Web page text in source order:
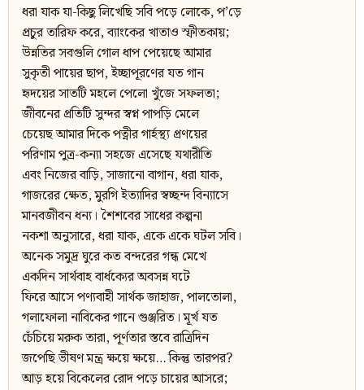
ধরা যাক যা-কিছু লিখেছি সবি পড়ে লোকে, প’ড়ে
প্রচুর তারিফ করে, ব্যাংকের খাতাও স্ফীতকায়;
উন্নতির সবগুলি গোল ধাপ পেয়েছে আমার
সুকৃতী পায়ের ছাপ, ইচ্ছাপূরণের যত গান
হৃদয়ের সাতটি মহলে পেলো খুঁজে সফলতা;
জীবনের প্রতিটি সুন্দর স্বপ্ন পাপড়ি মেলে
চেয়েছ আমার দিকে পত্নীর গার্হস্থ্য প্রণয়ের
পরিণাম পুত্র-কন্যা সহজে এসেছে যথারীতি
এবং নিজের বাড়ি, সাজানো বাগান, ধরা যাক,
গাজরের ক্ষেত, মুরগি ইত্যাদির স্বচ্ছন্দ বিন্যাসে
মানবজীবন ধন্য। শৈশবের সাধের কল্পনা
নকশা অনুসারে, ধরা যাক, একে একে ঘটল সবি।
অনেক সমুদ্র ঘুরে কত বন্দরের গন্ধ মেখে
একদিন সার্থবাহ বার্ধক্যের অবসন্ন ঘটে
ফিরে আসে পণ্যবাহী সার্থক জাহাজ, পালতোলা,
গলাফোলা নাবিকের গানে গুঞ্জরিত। মূর্খ যত
চেঁচিয়ে মরুক তারা, পূর্ণতার স্তবে রাত্রিদিন
জপেছি ভীষণ মন্ত্র ক্ষয়ে ক্ষয়ে… কিন্তু তারপর?
আড় হয়ে বিকেলের রোদ পড়ে চায়ের আসরে;